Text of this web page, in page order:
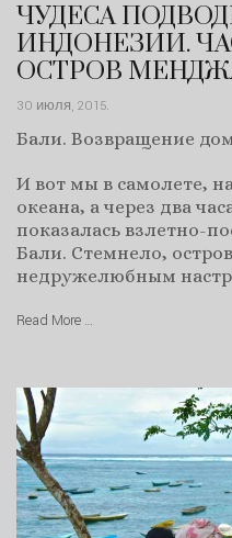
ЧУДЕСА
ИНДОНЕЗИИ.
ОСТРОВ
30 июля, 2015.
Бали. Возвращение
И вот мы в самолете,
океана, а через два
показалась взлетно-
Бали. Стемнело,
недружелюбным
Read More …